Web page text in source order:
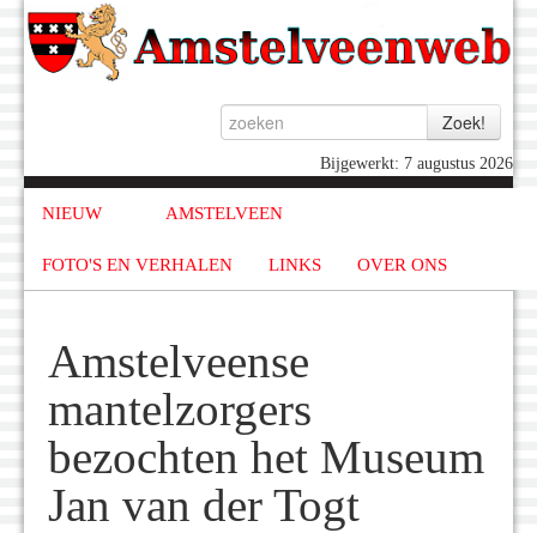
Bijgewerkt: 7 augustus 2026
NIEUW AMSTELVEEN
FOTO'S EN VERHALEN LINKS OVER ONS
Amstelveense
mantelzorgers
bezochten het Museum
Jan van der Togt